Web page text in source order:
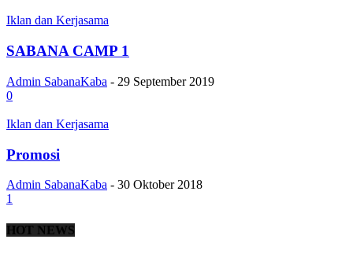
Iklan dan Kerjasama
SABANA CAMP 1
Admin SabanaKaba - 29 September 2019
0
Iklan dan Kerjasama
Promosi
Admin SabanaKaba - 30 Oktober 2018
1
HOT NEWS